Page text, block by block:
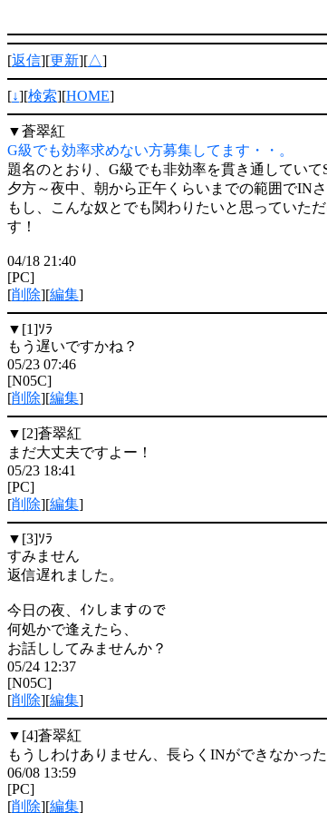
[返信][更新][△]
[↓][検索][HOME]
▼蒼翠紅
G級でも効率求めない方募集してます・・。
題名のとおり、G級でも非効率を貫き通してい
夕方～夜中、朝から正午くらいまでの範囲でIN
もし、こんな奴とでも関わりたいと思っていた
す！
04/18 21:40
[PC]
[削除][編集]
▼[1]ｿﾗ
もう遅いですかね？
05/23 07:46
[N05C]
[削除][編集]
▼[2]蒼翠紅
まだ大丈夫ですよー！
05/23 18:41
[PC]
[削除][編集]
▼[3]ｿﾗ
すみません
返信遅れました。
今日の夜、ｲﾝしますので
何処かで逢えたら、
お話ししてみませんか？
05/24 12:37
[N05C]
[削除][編集]
▼[4]蒼翠紅
もうしわけありません、長らくINができなかっ
06/08 13:59
[PC]
[削除][編集]